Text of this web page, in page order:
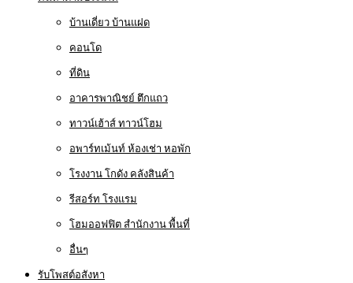
บ้านเดี่ยว บ้านแฝด
คอนโด
ที่ดิน
อาคารพาณิชย์ ตึกแถว
ทาวน์เฮ้าส์ ทาวน์โฮม
อพาร์ทเม้นท์ ห้องเช่า หอพัก
โรงงาน โกดัง คลังสินค้า
รีสอร์ท โรงแรม
โฮมออฟฟิต สำนักงาน พื้นที่
อื่นๆ
รับโพสต์อสังหา